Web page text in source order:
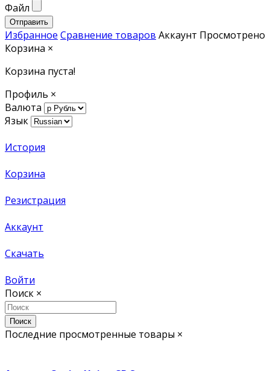
Файл
Отправить
Избранное Сравнение товаров Аккаунт Просмотрено
Корзина ×
Корзина пуста!
Профиль ×
Валюта
Язык
История
Корзина
Резистрация
Аккаунт
Скачать
Войти
Поиск ×
Поиск
Последние просмотренные товары ×